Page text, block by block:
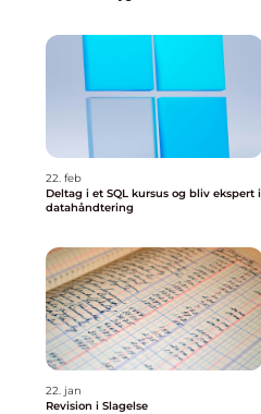
22. feb
Deltag i et SQL kursus og bliv ekspert i
datahåndtering
22. jan
Revision i Slagelse